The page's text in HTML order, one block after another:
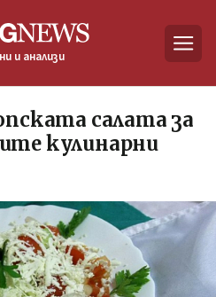
и анализи
салата за
кулинарни